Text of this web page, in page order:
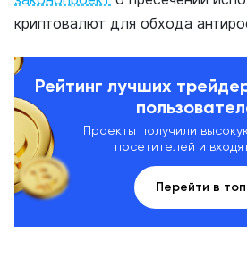
криптовалют для обхода
Рейтинг лучших
Проекты получили
посетителей и
Перейти в топ